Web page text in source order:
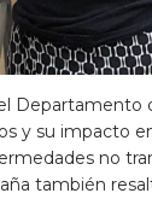
y su impacto
no
también